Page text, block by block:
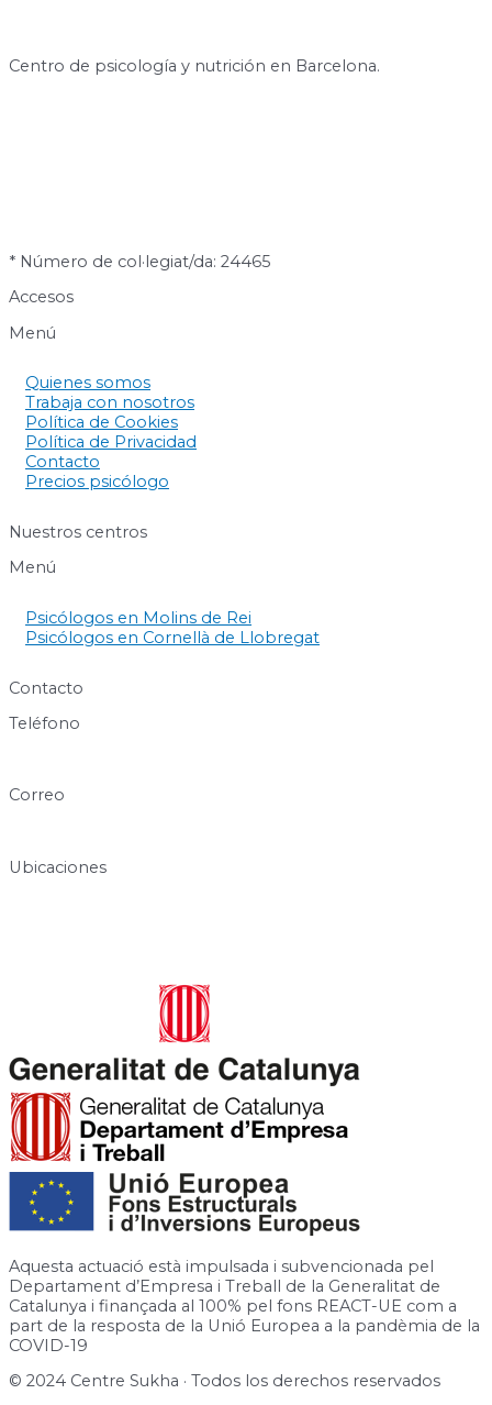
Centro de psicología y nutrición en Barcelona.
* Número de col·legiat/da: 24465
Accesos
Menú
Quienes somos
Trabaja con nosotros
Política de Cookies
Política de Privacidad
Contacto
Precios psicólogo
Nuestros centros
Menú
Psicólogos en Molins de Rei
Psicólogos en Cornellà de Llobregat
Contacto
Teléfono
Correo
Ubicaciones
Aquesta actuació està impulsada i subvencionada pel
Departament d’Empresa i Treball de la Generalitat de
Catalunya i finançada al 100% pel fons REACT-UE com a
part de la resposta de la Unió Europea a la pandèmia de la
COVID-19
© 2024 Centre Sukha · Todos los derechos reservados